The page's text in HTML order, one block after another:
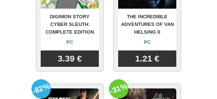
DIGIMON STORY
CYBER SLEUTH:
COMPLETE EDITION
PC
3.39 €
THE INCREDIBLE
ADVENTURES OF VAN
HELSING II
PC
1.21 €
-82% -31%